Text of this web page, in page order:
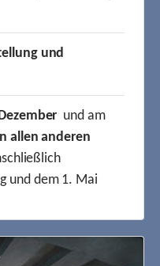
und
und am
allen anderen
und dem 1. Mai